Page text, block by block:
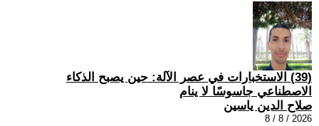
(39) الاستخبارات في عصر الآلة: حين يصبح الذكاء
الاصطناعي جاسوسًا لا ينام
صلاح الدين ياسين
2026 / 8 / 8